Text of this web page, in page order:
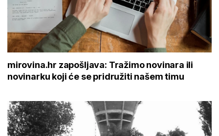
mirovina.hr zapošljava: Tražimo novinara ili
novinarku koji će se pridružiti našem timu